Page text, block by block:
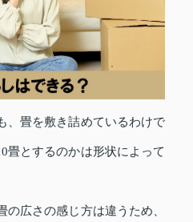
、畳を敷き詰めているわけで
畳とするのかは形状によって
の広さの感じ方は違うため、